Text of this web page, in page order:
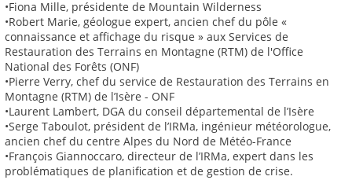
•Fiona Mille, présidente de Mountain Wilderness
•Robert Marie, géologue expert, ancien chef du pôle «
connaissance et affichage du risque » aux Services de
Restauration des Terrains en Montagne (RTM) de l'Office
National des Forêts (ONF)
•Pierre Verry, chef du service de Restauration des Terrains en
Montagne (RTM) de l’Isère - ONF
•Laurent Lambert, DGA du conseil départemental de l’Isère
•Serge Taboulot, président de l’IRMa, ingénieur météorologue,
ancien chef du centre Alpes du Nord de Météo-France
•François Giannoccaro, directeur de l’IRMa, expert dans les
problématiques de planification et de gestion de crise.